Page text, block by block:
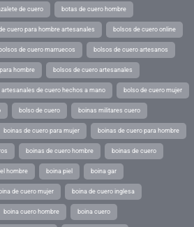
de cuero botas de cuero hombre
cuero para hombre artesanales bolsos de cuero online
bolsos de cuero marruecos bolsos de cuero artesanos
hombre bolsos de cuero artesanales
artesanales de cuero hechos a mano bolso de cuero mujer
bolso de cuero boinas militares cuero
boinas de cuero para mujer boinas de cuero para hombre
boinas de cuero hombre boinas de cuero
hombre boina piel boina gar
de cuero mujer boina de cuero inglesa
boina cuero hombre boina cuero